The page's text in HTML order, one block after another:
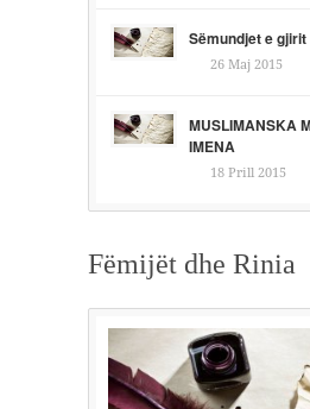
Sëmundjet e gjirit
26 Maj 2015
MUSLIMANSKA
IMENA
18 Prill 2015
Fëmijët dhe Rinia